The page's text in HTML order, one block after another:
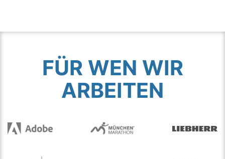
FÜR WEN WIR
ARBEITEN